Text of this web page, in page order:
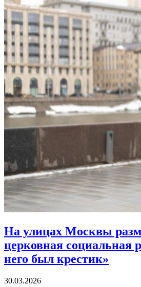
На улицах Москвы
церковная социальная
него был крестик»
30.03.2026